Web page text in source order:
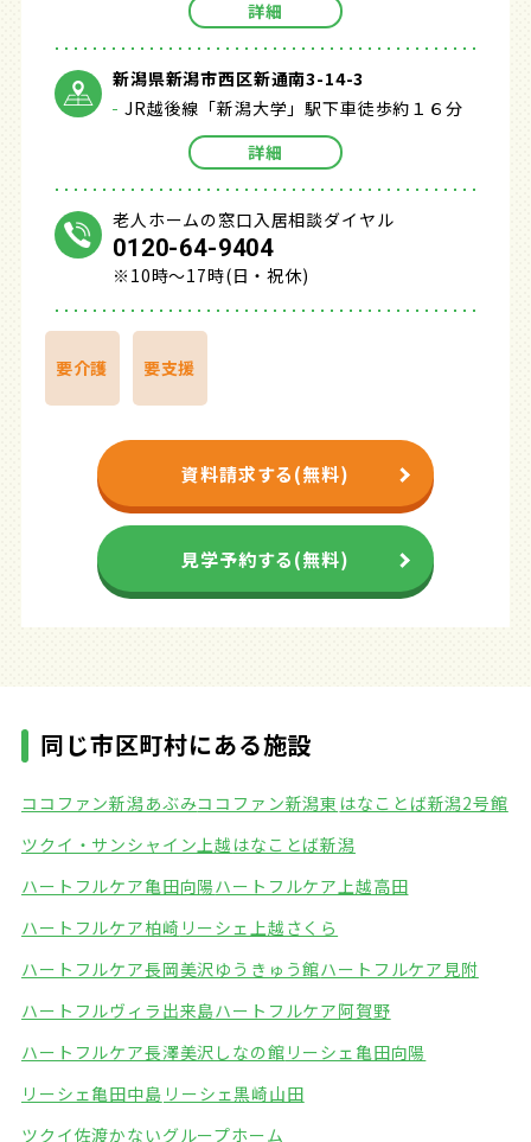
詳細
新潟県新潟市西区新通南3-14-3
JR越後線「新潟大学」駅下車徒歩約１６分
詳細
老人ホームの窓口入居相談ダイヤル
0120-64-9404
※10時～17時(日・祝休)
要介護 要支援
資料請求する(無料)
見学予約する(無料)
同じ市区町村にある施設
ココファン新潟あぶみココファン新潟東 はなことば新潟2号館
ツクイ・サンシャイン上越 はなことば新潟
ハートフルケア亀田向陽ハートフルケア上越高田
ハートフルケア柏崎 リーシェ上越さくら
ハートフルケア長岡美沢ゆうきゅう館ハートフルケア見附
ハートフルヴィラ出来島ハートフルケア阿賀野
ハートフルケア長澤美沢しなの館 リーシェ亀田向陽
リーシェ亀田中島 リーシェ黒崎山田
ツクイ佐渡かないグループホーム